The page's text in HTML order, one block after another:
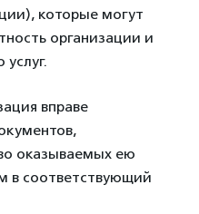
которые могут
организации и
вправе
оказываемых ею
в соответствующий